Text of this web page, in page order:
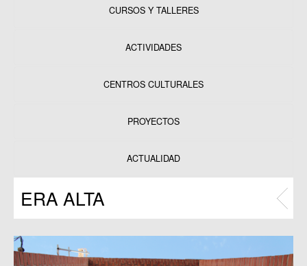
CURSOS Y TALLERES
ACTIVIDADES
CENTROS CULTURALES
PROYECTOS
Programas
ACTUALIDAD
ERA ALTA